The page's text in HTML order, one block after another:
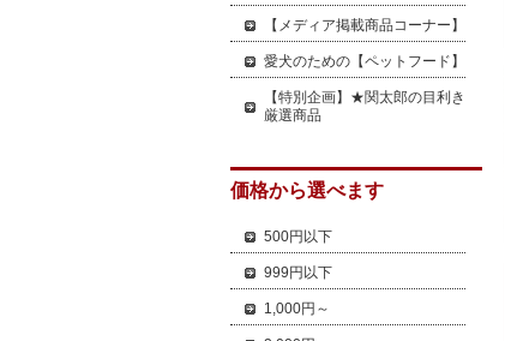
【メディア掲載商品コーナー】
愛犬のための【ペットフード】
【特別企画】★関太郎の目利き
厳選商品
価格から選べます
500円以下
999円以下
1,000円～